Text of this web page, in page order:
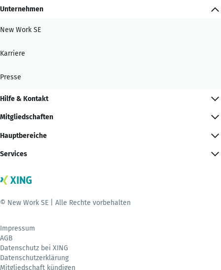
Unternehmen
New Work SE
Karriere
Presse
Hilfe & Kontakt
Mitgliedschaften
Hauptbereiche
Services
© New Work SE | Alle Rechte vorbehalten
Impressum
AGB
Datenschutz bei XING
Datenschutzerklärung
Mitgliedschaft kündigen